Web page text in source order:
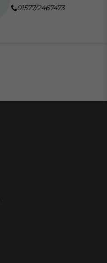
01577/2467473